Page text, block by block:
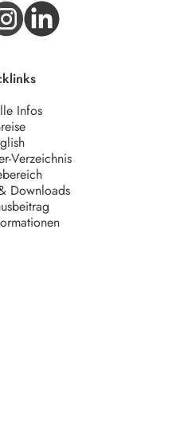
Infos
Verzeichnis
Downloads